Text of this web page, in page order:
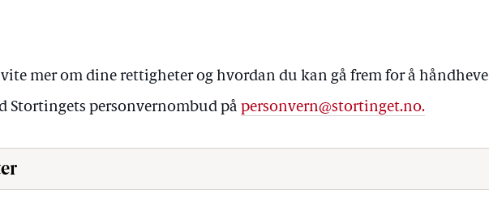
mer om dine rettigheter og hvordan du kan gå frem for å håndheve
Stortingets personvernombud påpersonvern@stortinget.no.